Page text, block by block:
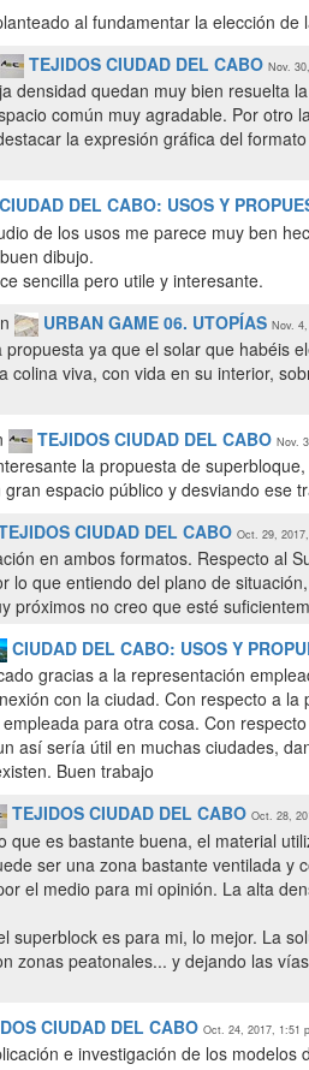
al fundamentar la elección
TEJIDOS CIUDAD DEL CABO Nov.
densidad quedan muy bien resuelta
común muy agradable. Por otro
la expresión gráfica del
CIUDAD DEL CABO: USOS Y
de los usos me parece muy ben
dibujo.
sencilla pero utile y interesante.
URBAN GAME 06. UTOPÍAS Nov.
ya que el solar que habéis
colina viva, con vida en su interior,
TEJIDOS CIUDAD DEL CABO Nov.
la propuesta de
espacio público y desviando ese
CIUDAD DEL CABO Oct. 29,
en ambos formatos. Respecto al
lo que entiendo del plano de
próximos no creo que esté
CIUDAD DEL CABO: USOS Y
gracias a la representación
con la ciudad. Con respecto a
para otra cosa. Con
así sería útil en muchas ciudades,
Buen trabajo
TEJIDOS CIUDAD DEL CABO Oct. 28,
que es bastante buena, el material
ser una zona bastante ventilada y
el medio para mi opinión. La alta
superblock es para mi, lo mejor. La
zonas peatonales... y dejando las
CIUDAD DEL CABO Oct. 24, 2017, 1:51
e investigación de los